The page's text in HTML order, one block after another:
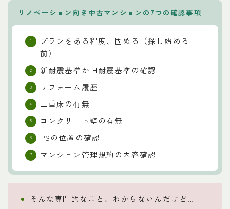
リノベーション向き中古マンションの7つの確認事項
プランをある程度、固める（探し始める
前）
新耐震基準か旧耐震基準の確認
リフォーム履歴
二重床の有無
コンクリート壁の有無
PSの位置の確認
マンション管理規約の内容確認
そんな専門的なこと、わからないんだけど…